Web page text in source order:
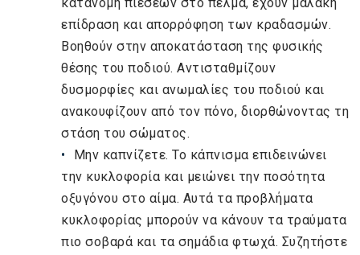
επίδραση και απορρόφηση των κραδασμών.
Βοηθούν στην αποκατάσταση της φυσικής
θέσης του ποδιού. Αντισταθμίζουν
δυσμορφίες και ανωμαλίες του ποδιού και
ανακουφίζουν από τον πόνο, διορθώνοντας τη
στάση του σώματος.
Μην καπνίζετε. Το κάπνισμα επιδεινώνει
την κυκλοφορία και μειώνει την ποσότητα
οξυγόνου στο αίμα. Αυτά τα προβλήματα
κυκλοφορίας μπορούν να κάνουν τα τραύματα
πιο σοβαρά και τα σημάδια φτωχά. Συζητήστε